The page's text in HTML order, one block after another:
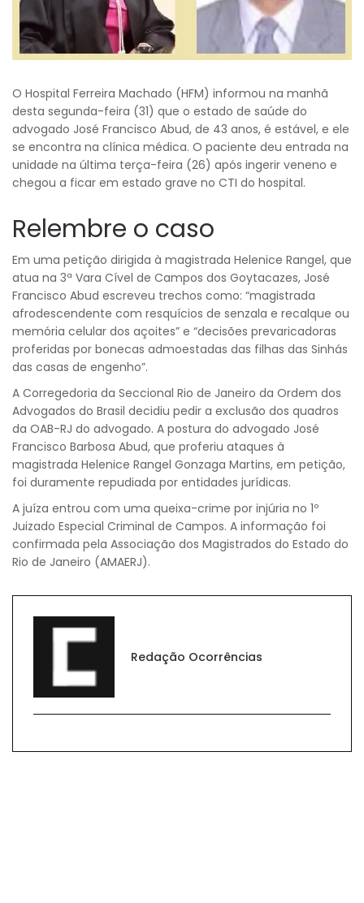
O Hospital Ferreira Machado (HFM) informou na manhã
desta segunda-feira (31) que o estado de saúde do
advogado José Francisco Abud, de 43 anos, é estável, e ele
se encontra na clínica médica. O paciente deu entrada na
unidade na última terça-feira (26) após ingerir veneno e
chegou a ficar em estado grave no CTI do hospital.
Relembre o caso
Em uma petição dirigida à magistrada Helenice Rangel, que
atua na 3ª Vara Cível de Campos dos Goytacazes, José
Francisco Abud escreveu trechos como: “magistrada
afrodescendente com resquícios de senzala e recalque ou
memória celular dos açoites” e “decisões prevaricadoras
proferidas por bonecas admoestadas das filhas das Sinhás
das casas de engenho”.
A Corregedoria da Seccional Rio de Janeiro da Ordem dos
Advogados do Brasil decidiu pedir a exclusão dos quadros
da OAB-RJ do advogado. A postura do advogado José
Francisco Barbosa Abud, que proferiu ataques à
magistrada Helenice Rangel Gonzaga Martins, em petição,
foi duramente repudiada por entidades jurídicas.
A juíza entrou com uma queixa-crime por injúria no 1º
Juizado Especial Criminal de Campos. A informação foi
confirmada pela Associação dos Magistrados do Estado do
Rio de Janeiro (AMAERJ).
Redação Ocorrências